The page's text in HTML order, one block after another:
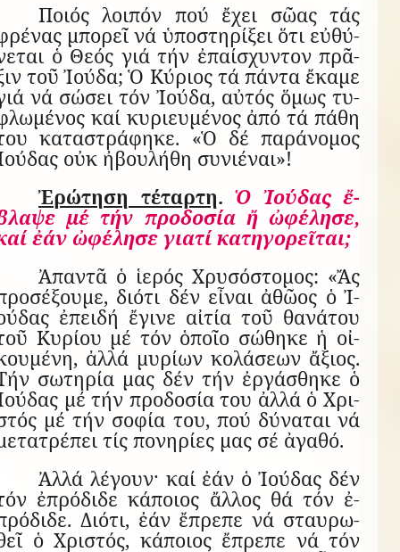
Ποιός λοι­πόν πού ἔ­χει σῶας τάς
μπο­ρεῖ νά ὑ­πο­στη­ρί­ξει ὅτι εὐ­θύ­
ὁ Θεός γιά τήν ἐ­παί­σχυν­τον πρᾶ­
τοῦ Ἰ­ούδα; Ὁ Κύ­ριος τά πάντα ἔ­καμε
νά σώ­σει τόν Ἰ­ούδα, αὐ­τός ὅ­μως τυ­
καί κυ­ρι­ευ­μέ­νος ἀπό τά πάθη
κα­τα­στρά­φηκε. «Ὁ δέ παράνομος
οὐκ ἠ­βου­λήθη συ­νι­έ­ναι»!
Ἐ­ρώ­τηση τέ­ταρτη. Ὁ Ἰ­ού­δας ἔ­
μέ τήν προ­δο­σία ἤ ὠ­φέ­λησε,
ἐάν ὠ­φέ­λησε γι­ατί κα­τη­γο­ρεῖ­ται;
Ἀ­παντᾶ ὁ ἱ­ε­ρός Χρυ­σό­στο­μος: «Ἄς
δι­ότι δέν εἶ­ναι ἀ­θῶος ὁ Ἰ­
ἐ­πειδή ἔ­γινε αἰ­τία τοῦ θα­νά­του
Κυ­ρίου μέ τόν ὁ­ποῖο σώ­θηκε ἡ οἰ­
ἀλλά μυ­ρίων κο­λά­σεων ἄ­ξιος.
σω­τη­ρία μας δέν τήν ἐρ­γά­σθηκε ὁ
μέ τήν προ­δο­σία του ἀλλά ὁ Χρι­
μέ τήν σο­φία του, πού δύ­να­ται νά
τίς πο­νη­ρίες μας σέ ἀ­γαθό.
Ἀλλά λέ­γουν· καί ἐάν ὁ Ἰ­ού­δας δέν
ἐ­πρό­διδε κά­ποιος ἄλ­λος θά τόν ἐ­
Δι­ότι, ἐάν ἔ­πρεπε νά σταυ­ρω­
ὁ Χρι­στός, κά­ποιος ἔ­πρεπε νά τόν